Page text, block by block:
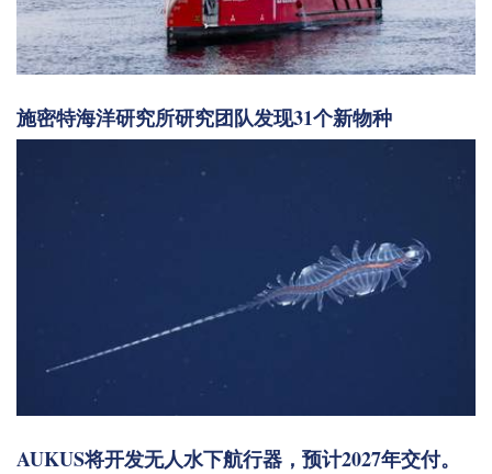
施密特海洋研究所研究团队发现31个新物种
AUKUS将开发无人水下航行器，预计2027年交付。